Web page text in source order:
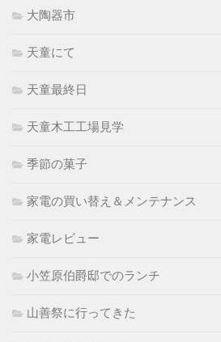
大陶器市
天童にて
天童最終日
天童木工工場見学
季節の菓子
家電の買い替え＆メンテナンス
家電レビュー
小笠原伯爵邸でのランチ
山善祭に行ってきた